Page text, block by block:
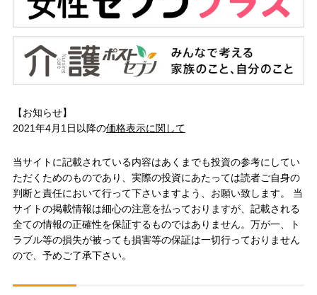
【お知らせ】
2021年4月1日以降の価格表示に関して
当サイトに記載されている内容はあくまでも投資の参考にしてい
ただくためのものであり、実際の投資にあたっては読者ご自身の
判断と責任において行って下さいますよう、お願い致します。 当
サイトの掲載情報は細心の注意を払っておりますが、記載される
全ての情報の正確性を保証するものではありません。万が一、ト
ラブル等の損失が被っても損害等の保証は一切行っておりません
ので、予めご了承下さい。